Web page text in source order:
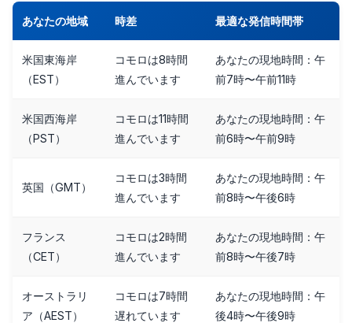
あなたの地域 時差 最適な発信時間帯
米国東海岸
（EST）
コモロは8時間
進んでいます
あなたの現地時間：午
前7時〜午前11時
米国西海岸
（PST）
コモロは11時間
進んでいます
あなたの現地時間：午
前6時〜午前9時
英国（GMT）
コモロは3時間
進んでいます
あなたの現地時間：午
前8時〜午後6時
フランス
（CET）
コモロは2時間
進んでいます
あなたの現地時間：午
前8時〜午後7時
オーストラリ
ア（AEST）
コモロは7時間
遅れています
あなたの現地時間：午
後4時〜午後9時